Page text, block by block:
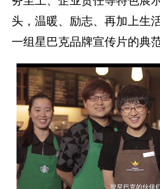
头，温暖、励志、再加上生
一组星巴克品牌宣传片的典范